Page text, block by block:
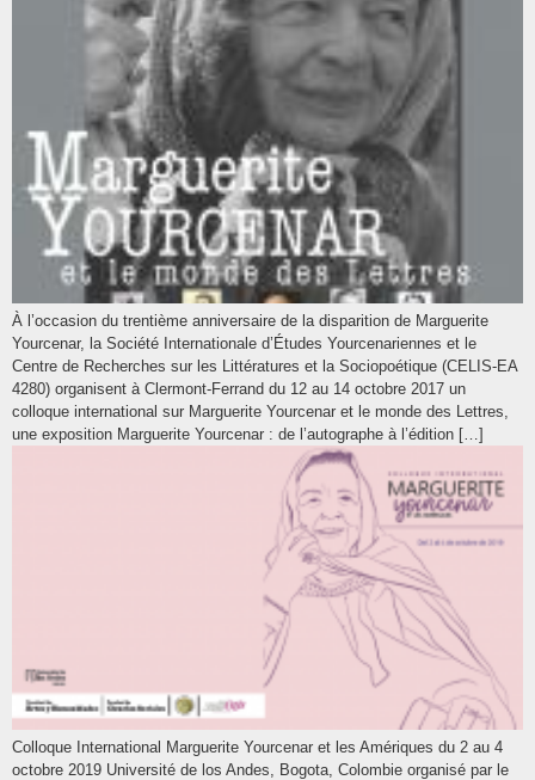
À l’occasion du trentième anniversaire de la disparition de Marguerite
Yourcenar, la Société Internationale d’Études Yourcenariennes et le
Centre de Recherches sur les Littératures et la Sociopoétique (CELIS-EA
4280) organisent à Clermont-Ferrand du 12 au 14 octobre 2017 un
colloque international sur Marguerite Yourcenar et le monde des Lettres,
une exposition Marguerite Yourcenar : de l’autographe à l’édition […]
Colloque International Marguerite Yourcenar et les Amériques du 2 au 4
octobre 2019 Université de los Andes, Bogota, Colombie organisé par le